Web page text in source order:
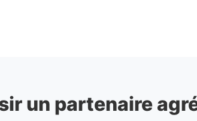
un partenaire